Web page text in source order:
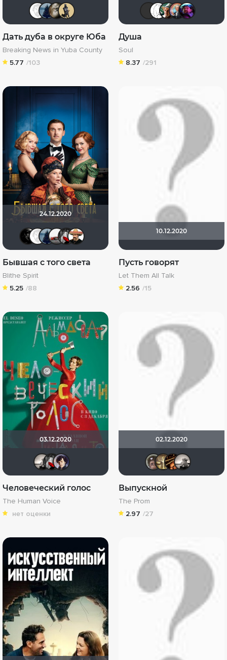
Дать дуба в округе Юба
Breaking News in Yuba County
5.77 /103
vadim
Душа
Soul
8.37 /291
24.12.2020
Lady_VEquitableВиктор Валентинович
Мышь Белая
Бывшая с того света
Blithe Spirit
5.25 /88
10.12.2020
Пусть говорят
Let Them All Talk
2.56 /15
03.12.2020
Человеческий голос
The Human Voice
нет оценки
02.12.2020
Выпускной
The Prom
2.97 /27